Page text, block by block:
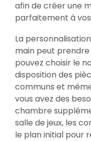
afin de créer une
parfaitement à
La
main peut
pouvez choisir le
disposition des
communs et
vous avez des
chambre
salle de jeux, les
le plan initial pour